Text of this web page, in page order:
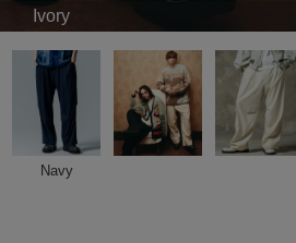
Ivory
Navy